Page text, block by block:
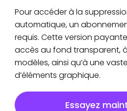
Pour accéder à la
automatique, un
requis. Cette version
accès au fond transparent,
modèles, ainsi qu’à une
d’éléments graphique.
Essayez